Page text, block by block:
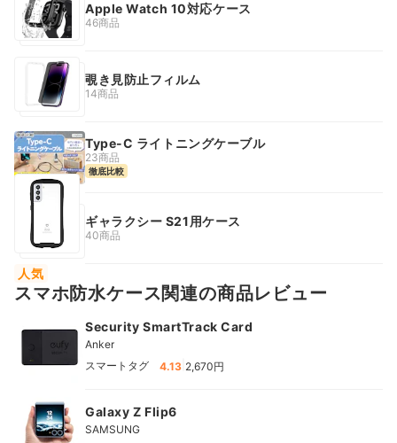
Apple Watch 10対応ケース
46商品
覗き見防止フィルム
14商品
Type-C ライトニングケーブル
23商品
徹底比較
ギャラクシー S21用ケース
40商品
人気
スマホ防水ケース関連の商品レビュー
Security SmartTrack Card
Anker
スマートタグ
4.13 2,670円
Galaxy Z Flip6
SAMSUNG